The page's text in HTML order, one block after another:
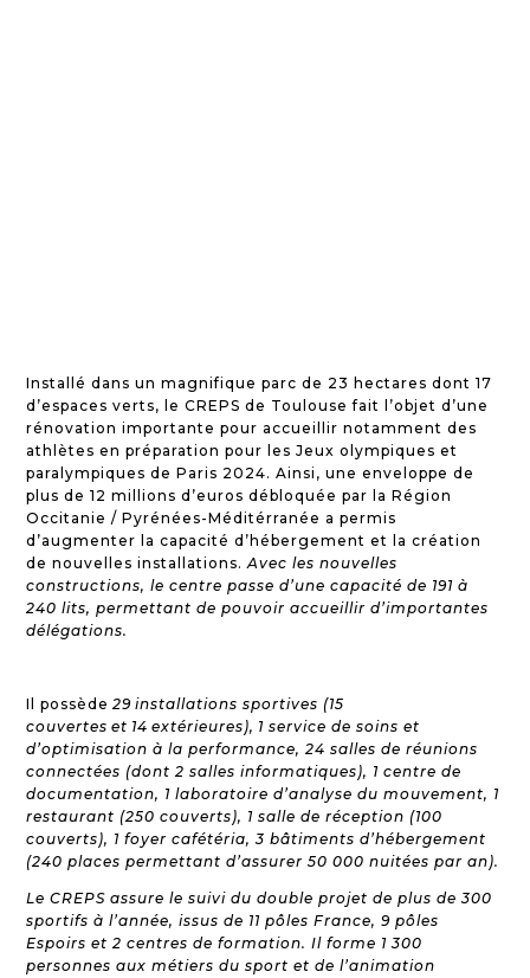
Installé dans un magnifique parc de 23 hectares dont 17
d’espaces verts, le CREPS de Toulouse fait l’objet d’une
rénovation importante pour accueillir notamment des
athlètes en préparation pour les Jeux olympiques et
paralympiques de Paris 2024. Ainsi, une enveloppe de
plus de 12 millions d’euros débloquée par la Région
Occitanie / Pyrénées-Méditérranée a permis
d’augmenter la capacité d’hébergement et la création
de nouvelles installations.Avec les nouvelles
constructions, le centre passe d’une capacité de 191 à
240 lits, permettant de pouvoir accueillir d’importantes
délégations.
Il possède29 installations sportives (15
couvertes et 14 extérieures), 1 service de soins et
d’optimisation à la performance, 24 salles de réunions
connectées (dont 2 salles informatiques), 1 centre de
documentation, 1 laboratoire d’analyse du mouvement, 1
restaurant (250 couverts), 1 salle de réception (100
couverts), 1 foyer cafétéria, 3 bâtiments d’hébergement
(240 places permettant d’assurer 50 000 nuitées par an).
Le CREPS assure le suivi du double projet de plus de 300
sportifs à l’année, issus de 11 pôles France, 9 pôles
Espoirs et 2 centres de formation. Il forme 1 300
personnes aux métiers du sport et de l’animation